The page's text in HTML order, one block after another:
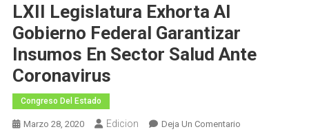
LXII Legislatura Exhorta Al
Gobierno Federal Garantizar
Insumos En Sector Salud Ante
Coronavirus
Congreso Del Estado
Marzo 28, 2020 Edicion Deja Un ComentarioEn